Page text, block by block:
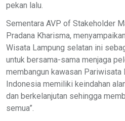
pekan lalu.
Sementara AVP of Stakeholder
Pradana Kharisma,
Wisata Lampung selatan ini
untuk bersama-sama menjaga
membangun kawasan Pariwisata
Indonesia memiliki keindahan
dan berkelanjutan sehingga
semua”.